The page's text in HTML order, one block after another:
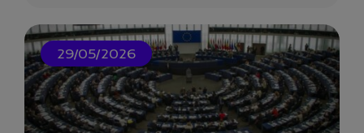
29/05/2026
11/12/2024